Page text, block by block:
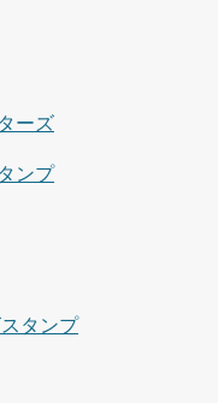
ーズ
ンプ
タンプ